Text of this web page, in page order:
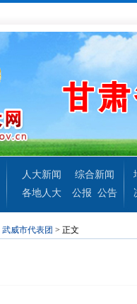
人大新闻
综合新闻
各地人大
公报 公告
武威市代表团 > 正文